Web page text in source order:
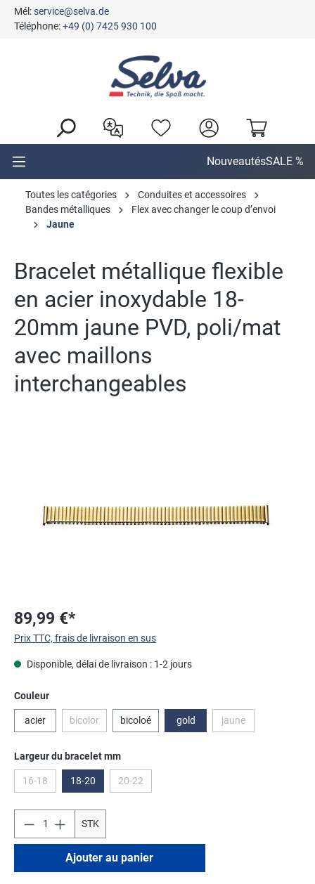
principal
Mél:service@selva.de
Téléphone:+49 (0) 7425 930 100
NouveautésSALE %
Toutes les catégories
Conduites et accessoires
Bandes métalliques
Flex avec changer le coup d’envoi
Jaune
Bracelet métallique flexible
en acier inoxydable 18-
20mm jaune PVD, poli/mat
avec maillons
interchangeables
89,99 €*
Prix TTC, frais de livraison en sus
Disponible, délai de livraison : 1-2 jours
Sélectionnez
Couleur
acier bicolor
(Cette option n'est pas disponible pour le moment.)
bicoloé gold jaune(Cette option n'est
Sélectionnez
Largeur du bracelet mm
16-18(Cette option n'est pas disponible pour le moment.)
18-20 20-22(Cette option n'est pas disponible pour le
STK
Ajouter au panier